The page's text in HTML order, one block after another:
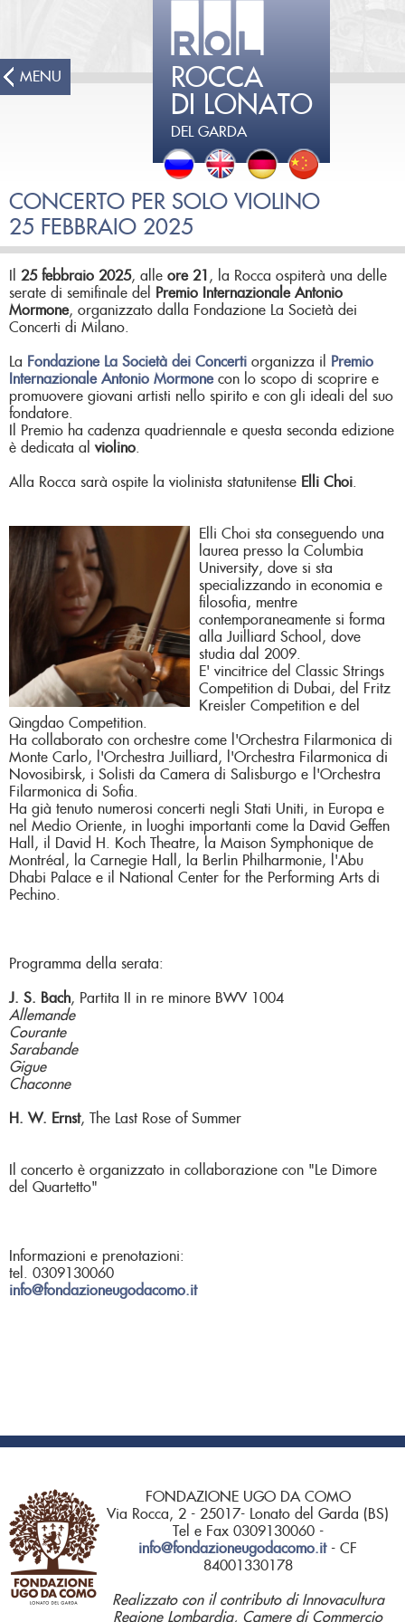
ROCCA
DI LONATO
DEL GARDA
MENU
CONCERTO PER SOLO VIOLINO
25 FEBBRAIO 2025
25 febbraio 2025, alle ore 21
, la Rocca ospiterà una delle
serate di semifinale del
Premio Internazionale Antonio
Mormone, organizzato dalla Fondazione La Società dei
Concerti di Milano.
La Fondazione La Società dei Concerti organizza il
Premio
Internazionale Antonio Mormonecon lo scopo di scoprire e
promuovere giovani artisti nello spirito e con gli ideali del suo
fondatore.
Il Premio ha cadenza quadriennale e questa seconda edizione
è dedicata alviolino
Alla Rocca sarà ospite la violinista statunitense Elli Choi
Elli Choi sta conseguendo una
laurea presso la Columbia
University, dove si sta
specializzando in economia e
filosofia, mentre
contemporaneamente si forma
alla Juilliard School, dove
studia dal 2009.
E' vincitrice del Classic Strings
Competition di Dubai, del Fritz
Kreisler Competition e del
Qingdao Competition.
Ha collaborato con orchestre come l'Orchestra Filarmonica di
Monte Carlo, l'Orchestra Juilliard, l'Orchestra Filarmonica di
Novosibirsk, i Solisti da Camera di Salisburgo e l'Orchestra
Filarmonica di Sofia.
Ha già tenuto numerosi concerti negli Stati Uniti, in Europa e
nel Medio Oriente, in luoghi importanti come la David Geffen
Hall, il David H. Koch Theatre, la Maison Symphonique de
Montréal, la Carnegie Hall, la Berlin Philharmonie, l'Abu
Dhabi Palace e il National Center for the Performing Arts di
Pechino.
Programma della serata:
J. S. Bach, Partita II in re minore BWV 1004
Allemande
Courante
Sarabande
Gigue
Chaconne
H. W. Ernst, The Last Rose of Summer
Il concerto è organizzato in collaborazione con "Le Dimore
del Quartetto"
Informazioni e prenotazioni:
tel. 0309130060
info@fondazioneugodacomo.it
FONDAZIONE UGO DA COMO
Via Rocca, 2 - 25017- Lonato del Garda (BS)
Tel e Fax 0309130060 -
info@fondazioneugodacomo.it- CF
84001330178
Realizzato con il contributo di Innovacultura
Regione Lombardia, Camere di Commercio